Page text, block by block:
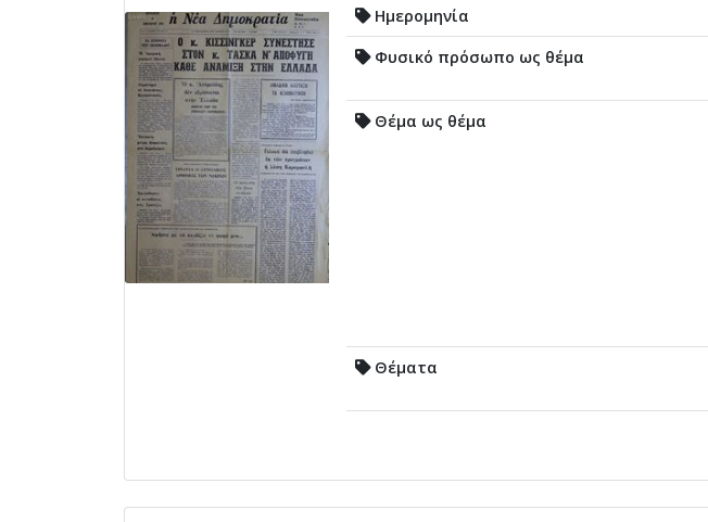
Ημερομηνία
Φυσικό πρόσωπο ως θέμα
Θέμα ως θέμα
Θέματα